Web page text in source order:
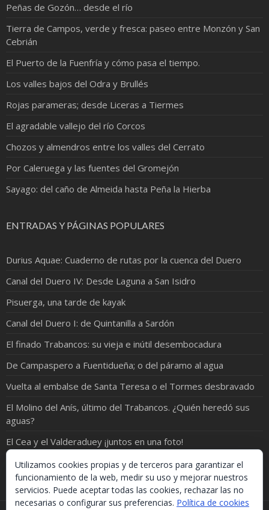
Peñas de Gozón… desde el río
Tierra de Campos, verde y fresca: paseo entre Monzón y San
Cebrián
El Puerto de la Fuenfría y cómo pasa el tiempo.
Los valles bajos del Odra y Brullés
Rojas parameras; desde Liceras a Tiermes
El agradable vallejo del río Corcos
Chozos y almendros entre los valles del Cerrato
Por Caleruega y las fuentes del Gromejón
Sayago: del caño de Almeida hasta Peña la Hierba
ENTRADAS Y PÁGINAS POPULARES
Durius Aquae: Cuaderno de rutas por la cuenca del Duero
Canal del Duero IV: Desde Laguna a San Isidro
Pisuerga, una tarde de kayak
Canal del Duero I: de Quintanilla a Sardón
El finado Trabancos: su vieja e inútil desembocadura
De Campaspero a Fuentidueña; o del páramo al agua
Vuelta al embalse de Santa Teresa o el Tormes desbravado
El Molino del Anís, último del Trabancos. ¿Quién heredó sus
aguas?
El Cea y el Valderaduey ¡juntos en una foto!
Canal del Duero II (Tramo Sardón-Acueducto)
Utilizamos cookies propias y de terceros para garantizar el
funcionamiento de la web, medir su uso y mejorar nuestros
servicios. Puede aceptar todas las cookies, rechazar las no
necesarias o configurar sus preferencias. Política de cookies